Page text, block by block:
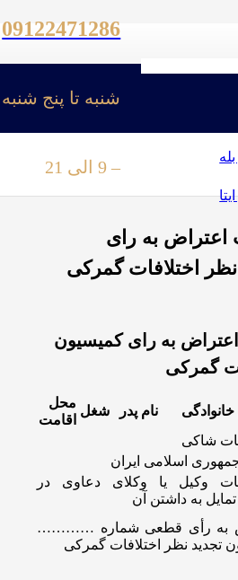
09122471286
شنبه تا پنج شنبه
– 9 الی 21
و آرا
دیوان عدالت اداری
به رای کمیسیون تجدید نظر
اعتراض به رای
اختلافات گمرکی
به رای کمیسیون
گمرکی
خانوادگی نام پدر شغل
محل
اقامت
شاکی
اسلامی ایران
وكیل یا وکلای دعاوی در
به داشتن آن
به رأی قطعی شماره …………
تجدید نظر اختلافات گمرکی